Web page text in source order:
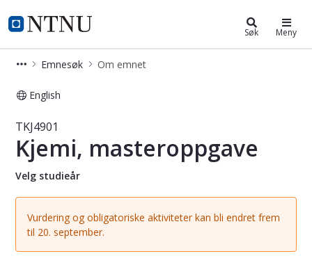
NTNU Hjemmeside
Studier Søk Meny
Emnesøk Om emnet
English
Emne - Kjemi, masteroppgave -
TKJ4901
Kjemi, masteroppgave
Velg studieår
Vurdering og obligatoriske aktiviteter kan bli endret frem
til 20. september.